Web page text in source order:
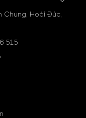
Chung, Hoài Đức,
515